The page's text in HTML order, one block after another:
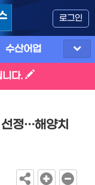
로그인
수산어업
니다.
선정…해양치